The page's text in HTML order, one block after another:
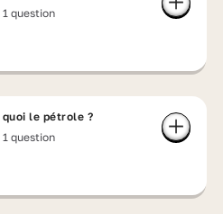
1 question
quoi le pétrole ?
1 question